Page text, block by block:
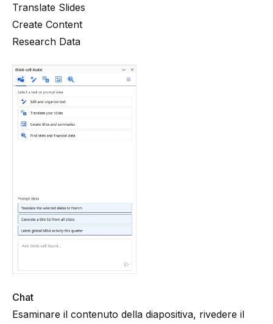
Translate Slides
Create Content
Research Data
Chat
Esaminare il contenuto della diapositiva, rivedere il